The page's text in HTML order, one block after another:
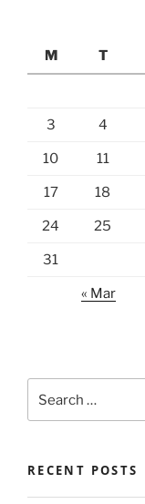
M
T
3 4
10 11
17 18
24 25
31
« Mar
for:
RECENT POSTS